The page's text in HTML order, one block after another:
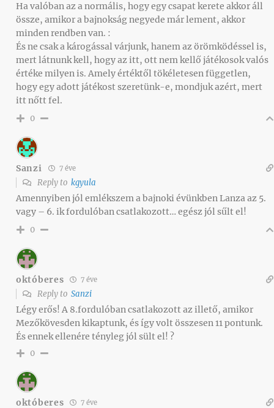
Ha valóban az a normális, hogy egy csapat kerete akkor áll
össze, amikor a bajnokság negyede már lement, akkor
minden rendben van. :
És ne csak a károgással várjunk, hanem az örömködéssel is,
mert látnunk kell, hogy az itt, ott nem kellő játékosok valós
értéke milyen is. Amely értéktől tökéletesen független,
hogy egy adott játékost szeretünk-e, mondjuk azért, mert
itt nőtt fel.
0
Sanzi 7 éve
Reply to kgyula
Amennyiben jól emlékszem a bajnoki évünkben Lanza az 5.
vagy – 6. ik fordulóban csatlakozott… egész jól sűlt el!
0
októberes 7 éve
Reply to Sanzi
Légy erős! A 8.fordulóban csatlakozott az illető, amikor
Mezőkövesden kikaptunk, és így volt összesen 11 pontunk.
És ennek ellenére tényleg jól sült el! ?
0
októberes 7 éve